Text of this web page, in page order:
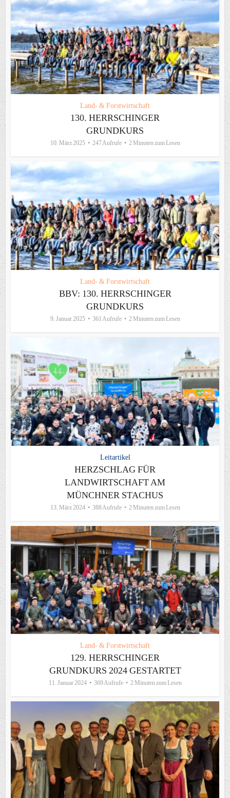
Land- & Forstwirtschaft
130. HERRSCHINGER
GRUNDKURS
10. März 2025 247 Aufrufe 2 Minuten zum Lesen
Land- & Forstwirtschaft
BBV: 130. HERRSCHINGER
GRUNDKURS
9. Januar 2025 361 Aufrufe 2 Minuten zum Lesen
Leitartikel
HERZSCHLAG FÜR
LANDWIRTSCHAFT AM
MÜNCHNER STACHUS
13. März 2024 388 Aufrufe 2 Minuten zum Lesen
Land- & Forstwirtschaft
129. HERRSCHINGER
GRUNDKURS 2024 GESTARTET
11. Januar 2024 369 Aufrufe 2 Minuten zum Lesen